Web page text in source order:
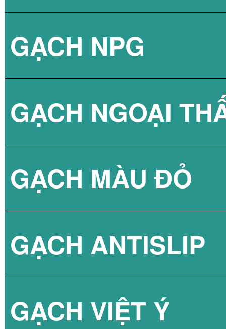
BÌNH NÓNG
BÌNH NÓNG
BÌNH NÓNG
BÌNH NÓNG
BÌNH NÓNG
GẠCH NPG
GẠCH NPG
GẠCH NPG
GẠCH NGOẠI
GẠCH MÀU ĐỎ
GẠCH ANTISLIP
GẠCH VIỆT Ý